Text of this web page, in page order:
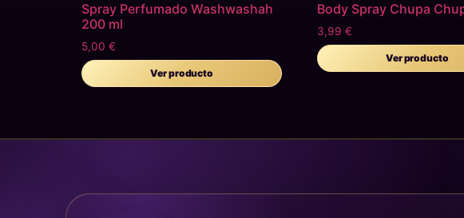
Spray Perfumado Washwashah
200 ml
5,00 €
Ver producto
Body Spray Chupa
3,99 €
Ver producto